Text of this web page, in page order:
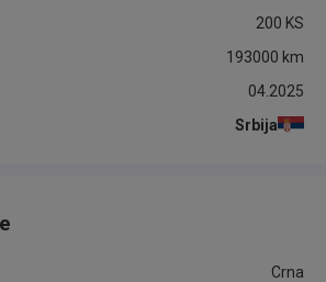
200 KS
193000 km
04.2025
Srbija
Crna